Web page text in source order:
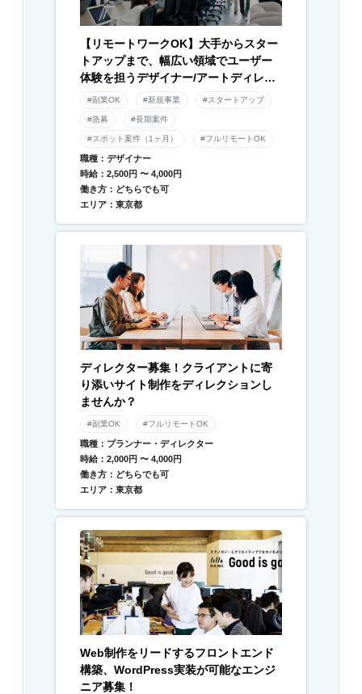
【リモートワークOK】大手からスター
トアップまで、幅広い領域でユーザー
体験を担うデザイナー/アートディレク
ター募集！
#副業OK #新規事業 #スタートアップ
#急募 #長期案件
#スポット案件（1ヶ月） #フルリモートOK
職種：デザイナー
時給：2,500円 〜 4,000円
働き方：どちらでも可
エリア：東京都
ディレクター募集！クライアントに寄
り添いサイト制作をディレクションし
ませんか？
#副業OK #フルリモートOK
職種：プランナー・ディレクター
時給：2,000円 〜 4,000円
働き方：どちらでも可
エリア：東京都
Web制作をリードするフロントエンド
構築、WordPress実装が可能なエンジ
ニア募集！